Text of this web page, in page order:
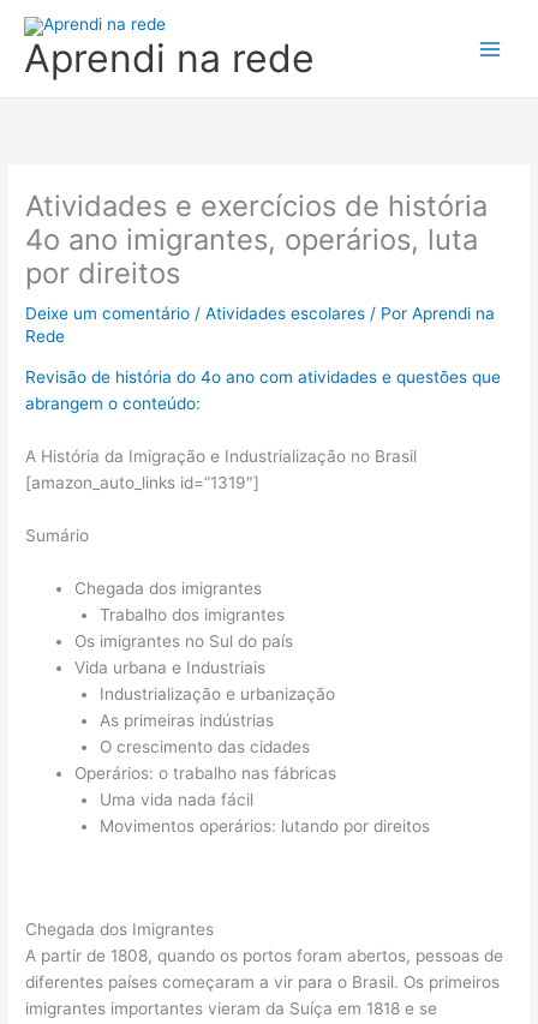
paraAprendi na rede
Atividades e exercícios de história
4o ano imigrantes, operários, luta
por direitos
Deixe um comentário /Atividades escolares / PorAprendi na
Rede
Revisão de história do 4o ano com atividades e questões que
abrangem o conteúdo:
A História da Imigração e Industrialização no Brasil
[amazon_auto_links id=”1319″]
Sumário
Chegada dos imigrantes
Trabalho dos imigrantes
Os imigrantes no Sul do país
Vida urbana e Industriais
Industrialização e urbanização
As primeiras indústrias
O crescimento das cidades
Operários: o trabalho nas fábricas
Uma vida nada fácil
Movimentos operários: lutando por direitos
Chegada dos Imigrantes
A partir de 1808, quando os portos foram abertos, pessoas de
diferentes países começaram a vir para o Brasil. Os primeiros
imigrantes importantes vieram da Suíça em 1818 e se